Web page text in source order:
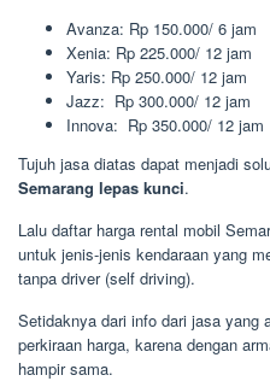
Avanza: Rp 150.000/ 6 jam
Xenia: Rp 225.000/ 12 jam
Yaris: Rp 250.000/ 12 jam
Jazz: Rp 300.000/ 12 jam
Innova: Rp 350.000/ 12 jam
Tujuh jasa diatas dapat menjadi
Semarang lepas kunci.
Lalu daftar harga rental mobil
untuk jenis-jenis kendaraan yang
tanpa driver (self driving).
Setidaknya dari info dari jasa yang
perkiraan harga, karena dengan
hampir sama.